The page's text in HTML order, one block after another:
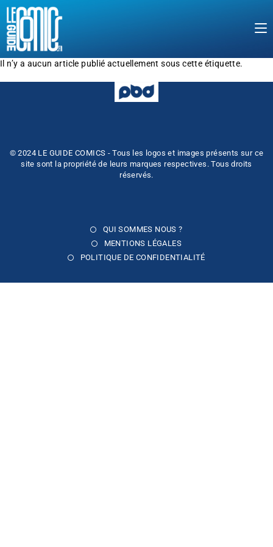
Il n’y a aucun article publié actuellement sous cette étiquette.
© 2024 LE GUIDE COMICS - Tous les logos et images présents sur ce
site sont la propriété de leurs marques respectives. Tous droits
réservés.
QUI SOMMES NOUS ?
MENTIONS LÉGALES
POLITIQUE DE CONFIDENTIALITÉ